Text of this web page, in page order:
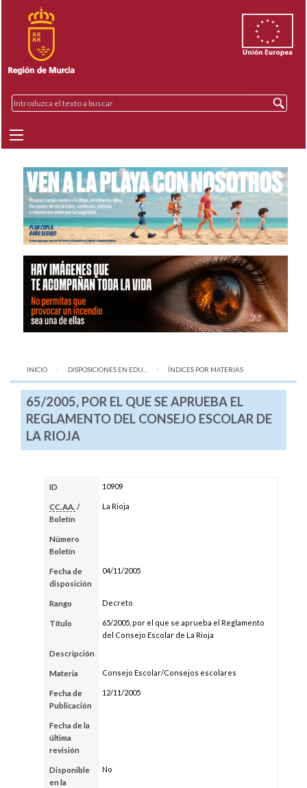
INICIO DISPOSICIONES EN EDU... AQUÍ:
ÍNDICES POR MATERIAS
65/2005, POR EL QUE SE APRUEBA EL
REGLAMENTO DEL CONSEJO ESCOLAR DE
LA RIOJA
ID 10909
CC.AA. /
Boletín
La Rioja
Número
Boletín
Fecha de
disposición
04/11/2005
Rango Decreto
Título
65/2005, por el que se aprueba el Reglamento
del Consejo Escolar de La Rioja
Descripción
Materia Consejo Escolar/Consejos escolares
Fecha de
Publicación
12/11/2005
Fecha de la
última
revisión
Disponible
en la
No